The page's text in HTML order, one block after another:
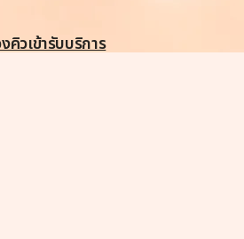
คิวเข้ารับบริการ